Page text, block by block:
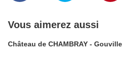
Vous aimerez aussi
Château de CHAMBRAY - Gouville